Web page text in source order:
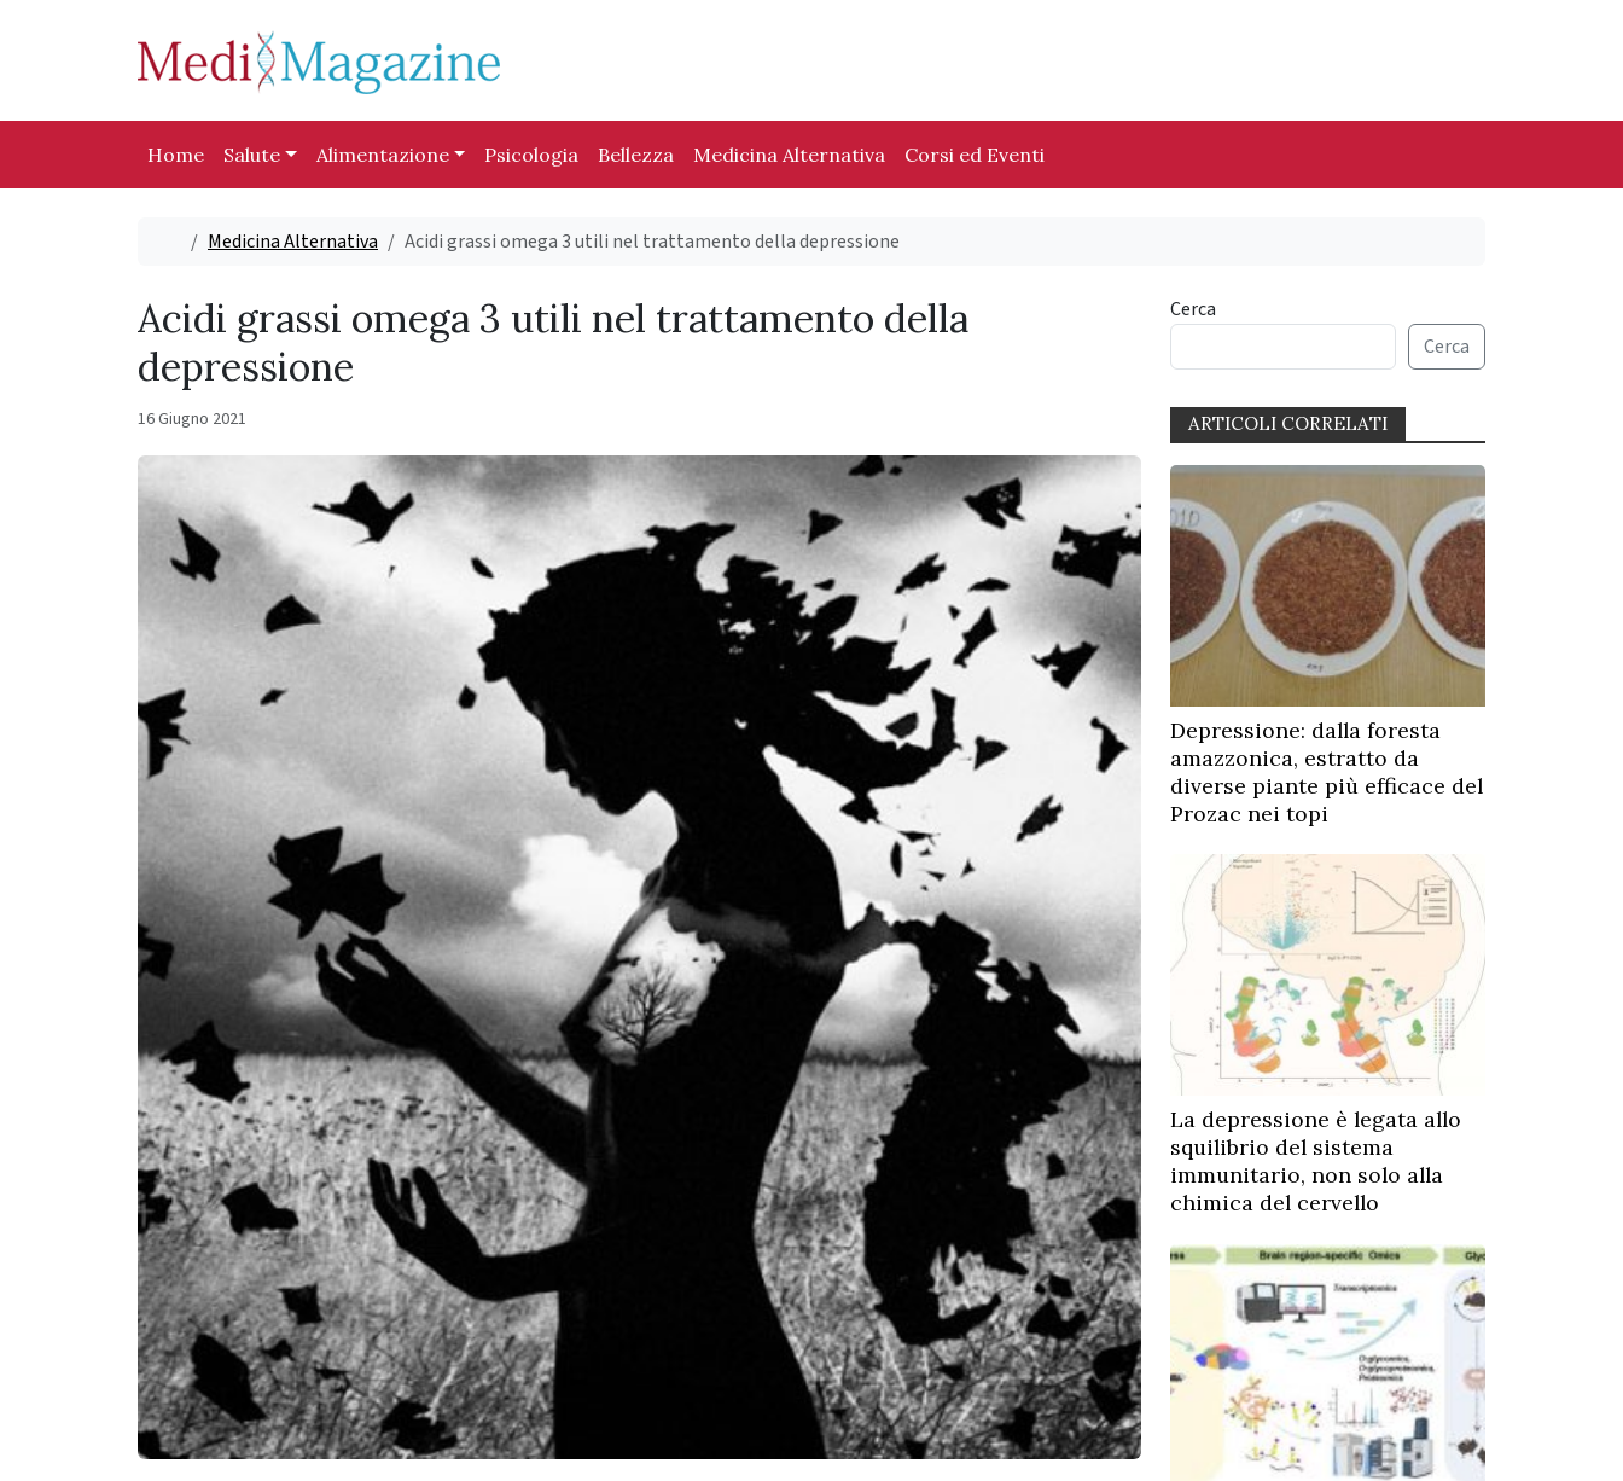
Home Salute Alimentazione Psicologia Bellezza Medicina Alternativa Corsi ed Eventi
HomeMedicina Alternativa Acidi grassi omega 3 utili nel trattamento della depressione
Acidi grassi omega 3 utili nel trattamento della
depressione
16 Giugno 2021
Cerca
Cerca
ARTICOLI CORRELATI
Depressione: dalla foresta
amazzonica, estratto da
diverse piante più efficace del
Prozac nei topi
La depressione è legata allo
squilibrio del sistema
immunitario, non solo alla
chimica del cervello